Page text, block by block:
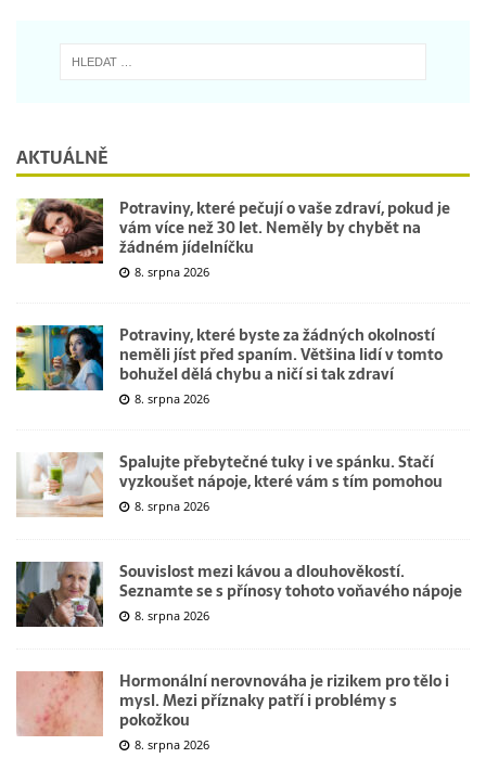
AKTUÁLNĚ
Potraviny, které pečují o vaše zdraví, pokud je
vám více než 30 let. Neměly by chybět na
žádném jídelníčku
8. srpna 2026
Potraviny, které byste za žádných okolností
neměli jíst před spaním. Většina lidí v tomto
bohužel dělá chybu a ničí si tak zdraví
8. srpna 2026
Spalujte přebytečné tuky i ve spánku. Stačí
vyzkoušet nápoje, které vám s tím pomohou
8. srpna 2026
Souvislost mezi kávou a dlouhověkostí.
Seznamte se s přínosy tohoto voňavého nápoje
8. srpna 2026
Hormonální nerovnováha je rizikem pro tělo i
mysl. Mezi příznaky patří i problémy s
pokožkou
8. srpna 2026